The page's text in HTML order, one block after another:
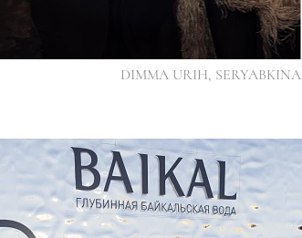
DIMMA URIH, SERYABKINA